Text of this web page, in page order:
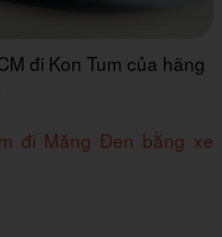
đi Kon Tum của hãng
đi Măng Đen bằng xe